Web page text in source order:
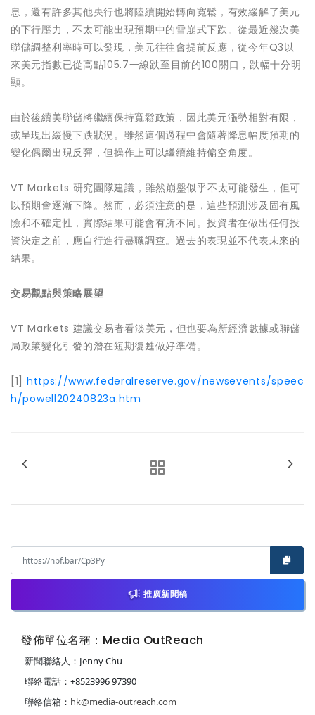
息，還有許多其他央行也將陸續開始轉向寬鬆，有效緩解了美元
的下行壓力，不太可能出現預期中的雪崩式下跌。從最近幾次美
聯儲調整利率時可以發現，美元往往會提前反應，從今年Q3以
來美元指數已從高點105.7一線跌至目前的100關口，跌幅十分明
顯。
由於後續美聯儲將繼續保持寬鬆政策，因此美元漲勢相對有限，
或呈現出緩慢下跌狀況。雖然這個過程中會隨著降息幅度預期的
變化偶爾出現反彈，但操作上可以繼續維持偏空角度。
VT Markets 研究團隊建議，雖然崩盤似乎不太可能發生，但可
以預期會逐漸下降。然而，必須注意的是，這些預測涉及固有風
險和不確定性，實際結果可能會有所不同。投資者在做出任何投
資決定之前，應自行進行盡職調查。過去的表現並不代表未來的
結果。
交易觀點與策略展望
VT Markets 建議交易者看淡美元，但也要為新經濟數據或聯儲
局政策變化引發的潛在短期復甦做好準備。
[1] https://www.federalreserve.gov/newsevents/speec
h/powell20240823a.htm
推廣新聞稿
發佈單位名稱：Media OutReach
新聞聯絡人：Jenny Chu
聯絡電話：+8523996 97390
聯絡信箱： hk@media-outreach.com